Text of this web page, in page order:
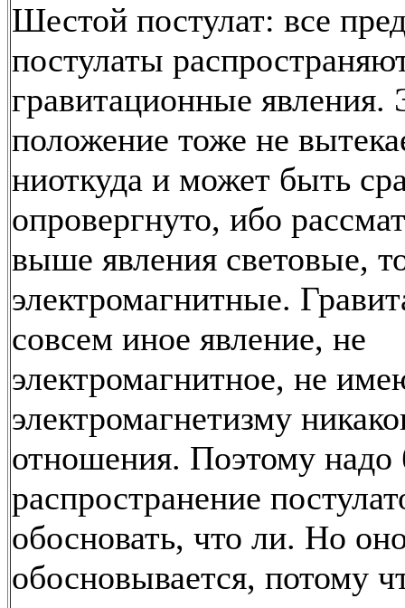
Шестой постулат: все
постулаты
гравитационные явления.
положение тоже не
ниоткуда и может быть
опровергнуто, ибо
выше явления световые,
электромагнитные.
совсем иное явление, не
электромагнитное, не
электромагнетизму
отношения. Поэтому надо
распространение
обосновать, что ли. Но
обосновывается, потому